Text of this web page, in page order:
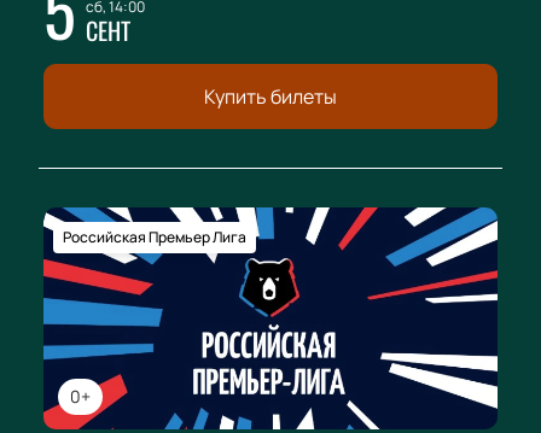
сб, 14:00
СЕНТ
Купить билеты
0+
Российская Премьер Лига